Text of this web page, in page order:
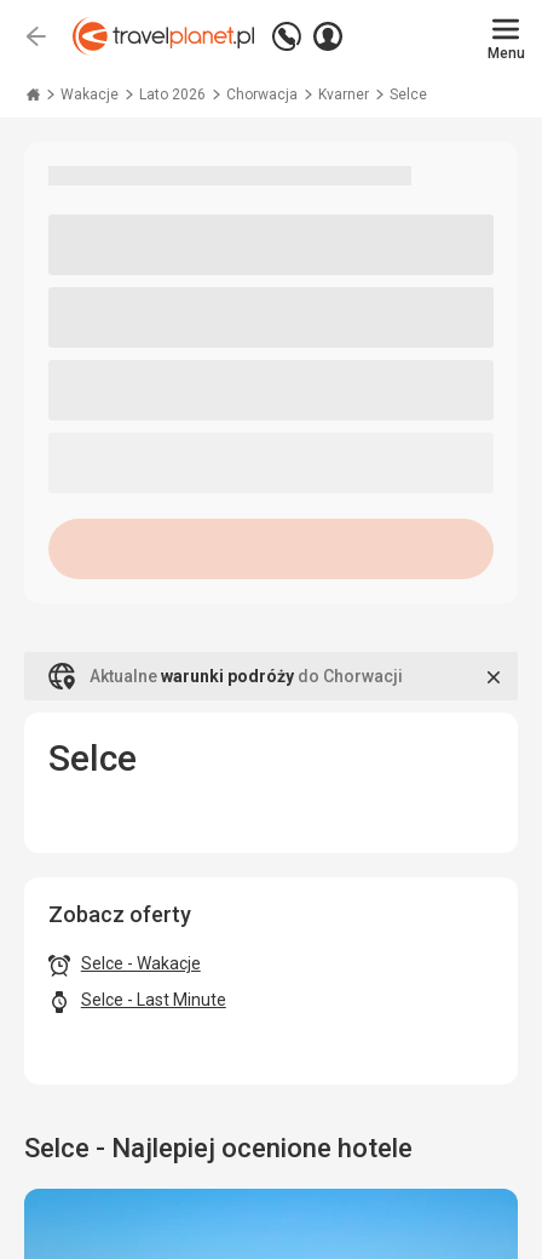
Wstecz
Zadzwoń
+48 71 771 76 55
Zaloguj
Menu
Wakacje Lato 2026 Chorwacja Kvarner Selce
Aktualnewarunki podróży do Chorwacji
Selce
Zobacz oferty
Selce - Wakacje
Selce - Last Minute
Selce - Najlepiej ocenione hotele